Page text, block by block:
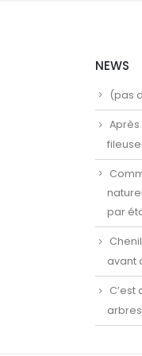
NEWS
(pas
par
avant